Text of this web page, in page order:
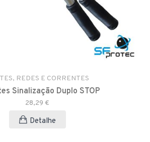
REDES E CORRENTES
Sinalização Duplo STOP
28,29 €
Detalhe